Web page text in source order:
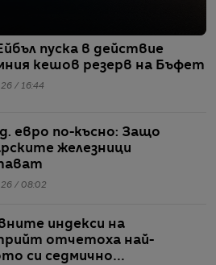
пуска в действие
кешов резерв на Бъфет
/ 16:44
евро по-късно: Защо
железници
/ 08:02
индекси на
отчетоха най-
си седмично